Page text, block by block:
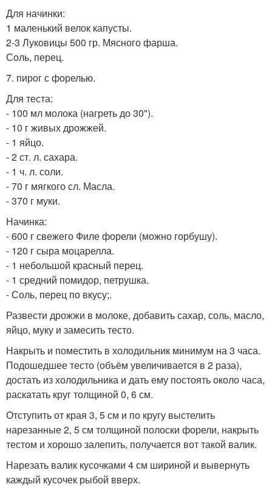
Для начинки:
1 маленький велок капусты.
2-3 Луковицы 500 гр. Мясного фарша.
Соль, перец.
7. пирог с форелью.
Для теста:
- 100 мл молока (нагреть до 30").
- 10 г живых дрожжей.
- 1 яйцо.
- 2 ст. л. сахара.
- 1 ч. л. соли.
- 70 г мягкого сл. Масла.
- 370 г муки.
Начинка:
- 600 г свежего Филе форели (можно горбушу).
- 120 г сыра моцарелла.
- 1 небольшой красный перец.
- 1 средний помидор, петрушка.
- Соль, перец по вкусу;.
Развести дрожжи в молоке, добавить сахар, соль, масло,
яйцо, муку и замесить тесто.
Накрыть и поместить в холодильник минимум на 3 часа.
Подошедшее тесто (объём увеличивается в 2 раза),
достать из холодильника и дать ему постоять около часа,
раскатать круг толщиной 0, 6 см.
Отступить от края 3, 5 см и по кругу выстелить
нарезанные 2, 5 см толщиной полоски форели, накрыть
тестом и хорошо залепить, получается вот такой валик.
Нарезать валик кусочками 4 см шириной и вывернуть
каждый кусочек рыбой вверх.